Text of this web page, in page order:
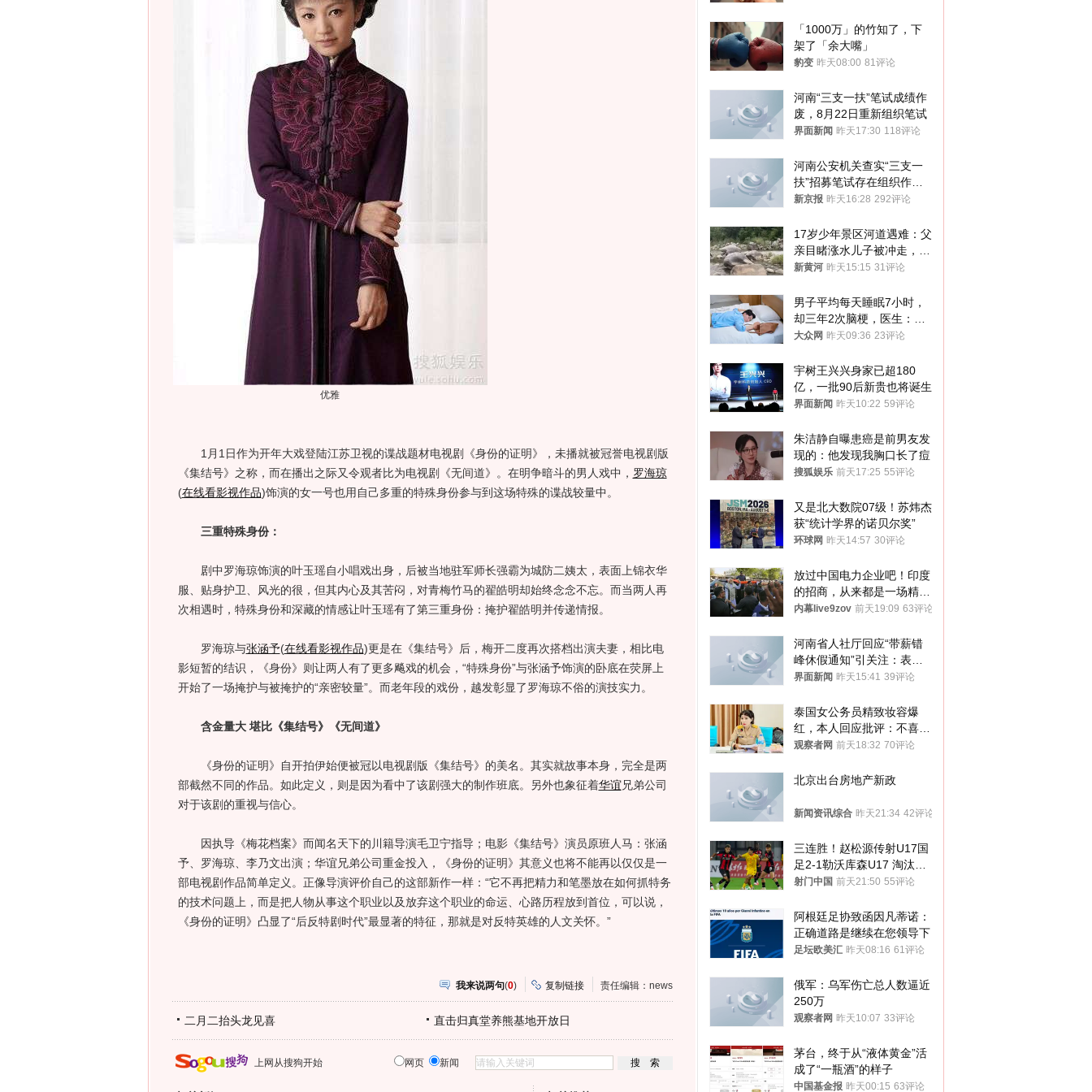
优雅
1月1日作为开年大戏登陆江苏卫视的谍战题材电视剧《身份的证明》，未播就被冠誉电视剧版
《集结号》之称，而在播出之际又令观者比为电视剧《无间道》。在明争暗斗的男人戏中， 罗海琼
(在线看影视作品)饰演的女一号也用自己多重的特殊身份参与到这场特殊的谍战较量中。
三重特殊身份：
剧中罗海琼饰演的叶玉瑶自小唱戏出身，后被当地驻军师长强霸为城防二姨太，表面上锦衣华
服、贴身护卫、风光的很，但其内心及其苦闷，对青梅竹马的翟皓明却始终念念不忘。而当两人再
次相遇时，特殊身份和深藏的情感让叶玉瑶有了第三重身份：掩护翟皓明并传递情报。
罗海琼与张涵予(在线看影视作品)更是在《集结号》后，梅开二度再次搭档出演夫妻，相比电
影短暂的结识，《身份》则让两人有了更多飚戏的机会，“特殊身份”与张涵予饰演的卧底在荧屏上
开始了一场掩护与被掩护的“亲密较量”。而老年段的戏份，越发彰显了罗海琼不俗的演技实力。
含金量大 堪比《集结号》《无间道》
《身份的证明》自开拍伊始便被冠以电视剧版《集结号》的美名。其实就故事本身，完全是两
部截然不同的作品。如此定义，则是因为看中了该剧强大的制作班底。另外也象征着华谊兄弟公司
对于该剧的重视与信心。
因执导《梅花档案》而闻名天下的川籍导演毛卫宁指导；电影《集结号》演员原班人马：张涵
予、罗海琼、李乃文出演；华谊兄弟公司重金投入，《身份的证明》其意义也将不能再以仅仅是一
部电视剧作品简单定义。正像导演评价自己的这部新作一样：“它不再把精力和笔墨放在如何抓特务
的技术问题上，而是把人物从事这个职业以及放弃这个职业的命运、心路历程放到首位，可以说，
《身份的证明》凸显了“后反特剧时代”最显著的特征，那就是对反特英雄的人文关怀。”
我来说两句(0) 复制链接 责任编辑：news
二月二抬头龙见喜 直击归真堂养熊基地开放日
上网从搜狗开始 网页 新闻
「1000万」的竹知了，下
架了「余大嘴」
豹变 昨天08:00 81评论
河南“三支一扶”笔试成绩作
废，8月22日重新组织笔试
界面新闻 昨天17:30 118评论
河南公安机关查实“三支一
扶”招募笔试存在组织作弊
犯罪行为
新京报 昨天16:28 292评论
17岁少年景区河道遇难：父
亲目睹涨水儿子被冲走，当
地排除上游泄洪，家属盼厘
新黄河 昨天15:15 31评论
男子平均每天睡眠7小时，
却三年2次脑梗，医生：这
样睡觉更伤身
大众网 昨天09:36 23评论
宇树王兴兴身家已超180
亿，一批90后新贵也将诞生
界面新闻 昨天10:22 59评论
朱洁静自曝患癌是前男友发
现的：他发现我胸口长了痘
搜狐娱乐 前天17:25 55评论
又是北大数院07级！苏炜杰
获“统计学界的诺贝尔奖”
环球网 昨天14:57 30评论
放过中国电力企业吧！印度
的招商，从来都是一场精准
收割
内幕live9zov 前天19:09 63评论
河南省人社厅回应“带薪错
峰休假通知”引关注：表述
不够准确，待修改后印发
界面新闻 昨天15:41 39评论
泰国女公务员精致妆容爆
红，本人回应批评：不喜欢
就别看
观察者网 前天18:32 70评论
北京出台房地产新政
新闻资讯综合 昨天21:34 42评论
三连胜！赵松源传射U17国
足2-1勒沃库森U17 淘汰赛
将战河床
射门中国 前天21:50 55评论
阿根廷足协致函因凡蒂诺：
正确道路是继续在您领导下
足坛欧美汇 昨天08:16 61评论
俄军：乌军伤亡总人数逼近
250万
观察者网 昨天10:07 33评论
茅台，终于从“液体黄金”活
成了“一瓶酒”的样子
中国基金报 昨天00:15 63评论